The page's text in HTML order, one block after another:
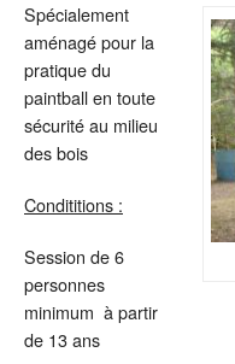
Spécialement
aménagé pour la
pratique du
paintball en toute
sécurité au milieu
des bois
Condititions :
Session de 6
personnes
minimum à partir
de 13 ans